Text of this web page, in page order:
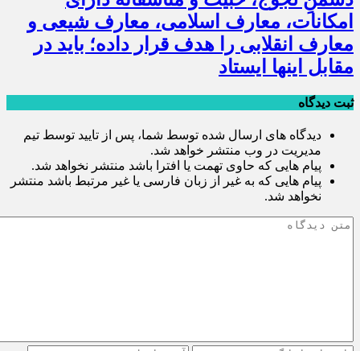
امکانات، معارف اسلامی، معارف شیعی و
معارف انقلابی را هدف قرار داده؛ باید در
مقابل اینها ایستاد
ثبت دیدگاه
دیدگاه های ارسال شده توسط شما، پس از تایید توسط تیم
مدیریت در وب منتشر خواهد شد.
پیام هایی که حاوی تهمت یا افترا باشد منتشر نخواهد شد.
پیام هایی که به غیر از زبان فارسی یا غیر مرتبط باشد منتشر
نخواهد شد.